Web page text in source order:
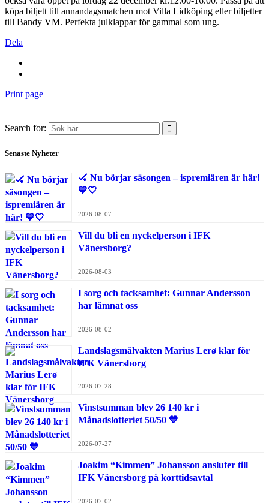
köpa biljett till annandagsmatchen mot Villa Lidköping eller biljetter
till Bandy VM. Perfekta julklappar för gammal som ung.
Dela
Print page
Search for:
Senaste Nyheter
🏑 Nu börjar säsongen – ispremiären är här!
💙🤍
2026-08-07
Vill du bli en nyckelperson i IFK
Vänersborg?
2026-08-03
I sorg och tacksamhet: Gunnar Andersson
har lämnat oss
2026-08-02
Landslagsmålvakten Marius Lerø klar för
IFK Vänersborg
2026-07-28
Vinstsumman blev 26 140 kr i
Månadslotteriet 50/50 💙
2026-07-27
Joakim “Kimmen” Johansson ansluter till
IFK Vänersborg på korttidsavtal
2026-07-02